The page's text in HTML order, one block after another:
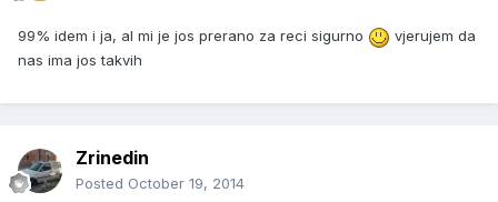
99% idem i ja, al mi je jos prerano za reci sigurno
vjerujem da
nas ima jos takvih
Zrinedin
Posted October 19, 2014